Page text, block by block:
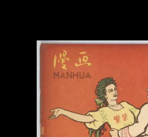
M+
进一步筛选